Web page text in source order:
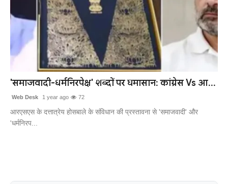
'समाजवादी-धर्मनिरपेक्ष' शब्दों पर घमासान: कांग्रेस Vs आ...
Web Desk 1 year ago 72
आरएसएस के दत्तात्रेय होसबाले के संविधान की प्रस्तावना से 'समाजवादी' और
'धर्मनिरप...